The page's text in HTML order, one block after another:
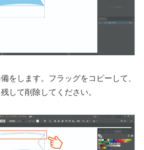
をします。フラッグをコピーして、
して削除してください。